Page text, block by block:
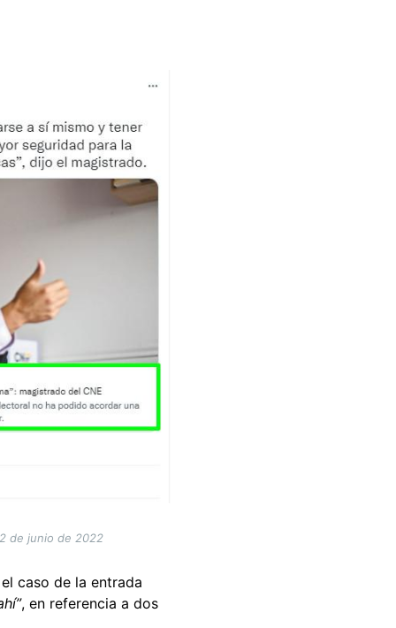
de junio de 2022
caso de la entrada
, en referencia a dos